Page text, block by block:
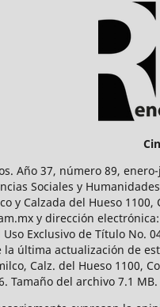
Año 37, número 89,
Sociales y
y Calzada del Hueso
y dirección
Exclusivo de Título
última actualización de
Calz. del Hueso 1100,
Tamaño del archivo 7.1 MB.